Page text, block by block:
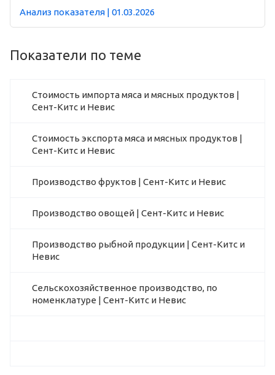
Анализ показателя | 01.03.2026
Показатели по теме
Стоимость импорта мяса и мясных продуктов |
Сент-Китс и Невис
Стоимость экспорта мяса и мясных продуктов |
Сент-Китс и Невис
Производство фруктов | Сент-Китс и Невис
Производство овощей | Сент-Китс и Невис
Производство рыбной продукции | Сент-Китс и
Невис
Сельскохозяйственное производство, по
номенклатуре | Сент-Китс и Невис